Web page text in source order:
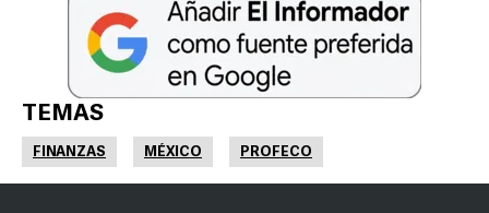
TEMAS
FINANZAS MÉXICO PROFECO